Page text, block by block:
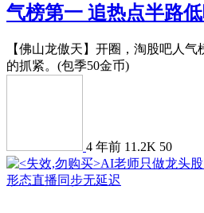
气榜第一 追热点半路
【佛山龙傲天】开圈，淘股吧人
的抓紧。(包季50金币)
4 年前 11.2K 50